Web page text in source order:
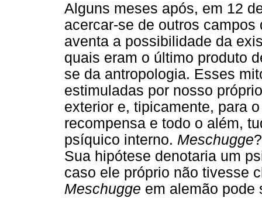
Alguns meses após, em 12
acercar-se de outros
aventa a possibilidade da
quais eram o último produto
se da antropologia. Esses
estimuladas por nosso
exterior e, tipicamente, para
recompensa e todo o além,
psíquico interno. Meschugge
Sua hipótese denotaria um
caso ele próprio não tivesse
Meschugge em alemão pode